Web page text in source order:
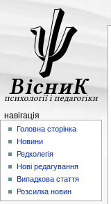
навігація
Головна сторінка
Новини
Редколегія
Нові редагування
Випадкова стаття
Розсилка новин